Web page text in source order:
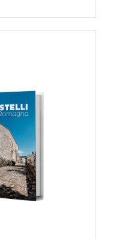
/ DETTAGLI